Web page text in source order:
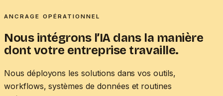
ANCRAGE OPÉRATIONNEL
Nous intégrons l’IA dans la manière
dont votre entreprise travaille.
Nous déployons les solutions dans vos outils,
workflows, systèmes de données et routines